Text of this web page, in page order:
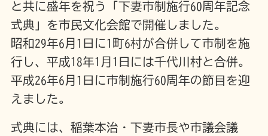
と共に盛年を祝う「下妻市制施行60周年記念
式典」を市民文化会館で開催しました。
昭和29年6月1日に1町6村が合併して市制を施
行し、平成18年1月1日には千代川村と合併。
平成26年6月1日に市制施行60周年の節目を迎
えました。
式典には、稲葉本治・下妻市長や市議会議